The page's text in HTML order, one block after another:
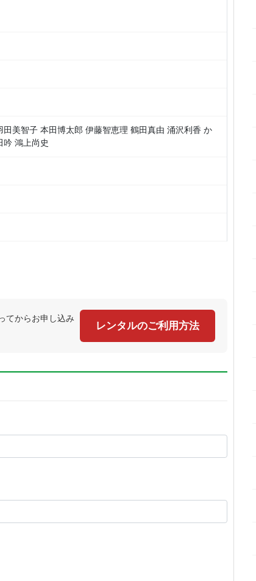
美智子 本田博太郎 伊藤智恵理 鶴田真由 涌沢利香 か
吟 鴻上尚史
てからお申し込み
レンタルのご利用方法